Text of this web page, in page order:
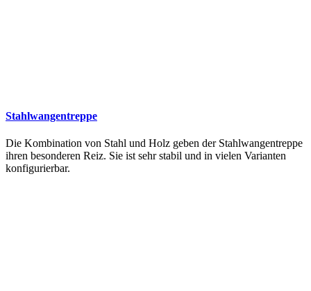
Stahlwangentreppe
Die Kombination von Stahl und Holz geben der Stahlwangentreppe
ihren besonderen Reiz. Sie ist sehr stabil und in vielen Varianten
konfigurierbar.